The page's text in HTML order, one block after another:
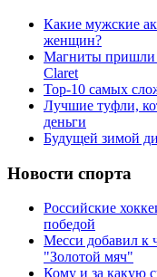
Какие мужские
женщин?
Магниты пришли
Claret
Top-10 самых
Лучшие туфли,
деньги
Будущей зимой
Новости спорта
Российские
победой
Месси добавил к
"Золотой мяч"
Кому и за какую